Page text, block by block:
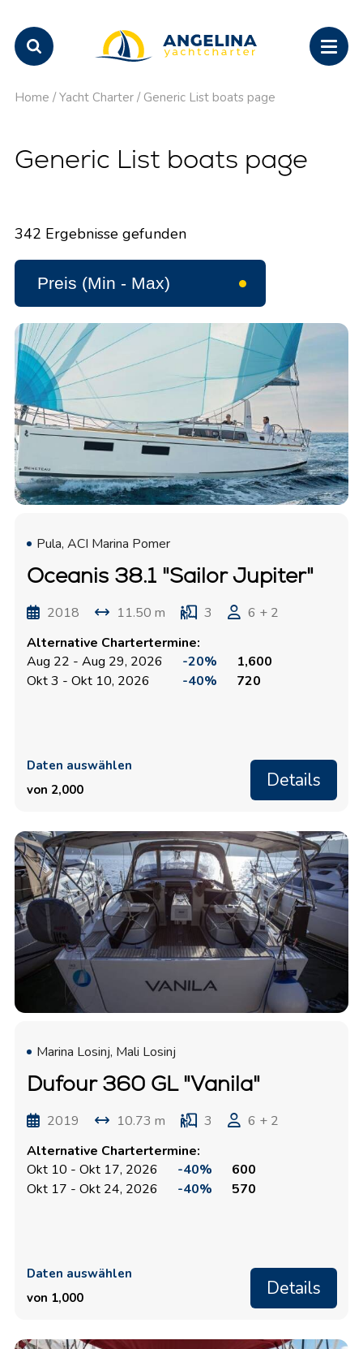
Home / Yacht Charter / Generic List boats page
Generic List boats page
342 Ergebnisse gefunden
Pula, ACI Marina Pomer
Oceanis 38.1 "Sailor Jupiter"
2018 11.50 m 3
6 + 2
Alternative Chartertermine:
Aug 22 - Aug 29, 2026
-20%
1,600
Okt 3 - Okt 10, 2026
-40% 720
Daten auswählen
von 2,000
Details
Marina Losinj, Mali Losinj
Dufour 360 GL "Vanila"
2019 10.73 m 3
6 + 2
Alternative Chartertermine:
Okt 10 - Okt 17, 2026
-40%
600
Okt 17 - Okt 24, 2026
-40% 570
Daten auswählen
von 1,000
Details